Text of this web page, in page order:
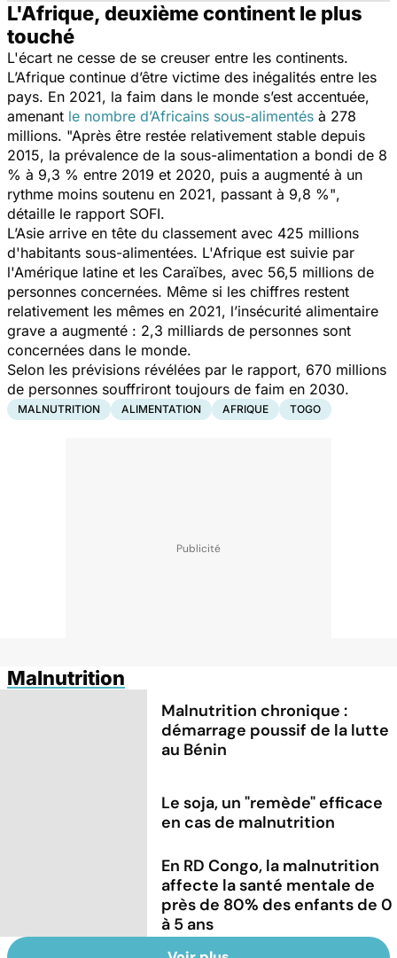
L'Afrique, deuxième continent le plus
touché
L'écart ne cesse de se creuser entre les continents.
L’Afrique continue d’être victime des inégalités entre les
pays. En 2021, la faim dans le monde s’est accentuée,
amenant le nombre d’Africains sous-alimentés à 278
millions. "Après être restée relativement stable depuis
2015, la prévalence de la sous-alimentation a bondi de 8
% à 9,3 % entre 2019 et 2020, puis a augmenté à un
rythme moins soutenu en 2021, passant à 9,8 %",
détaille le rapport SOFI.
L’Asie arrive en tête du classement avec 425 millions
d'habitants sous-alimentées. L'Afrique est suivie par
l'Amérique latine et les Caraïbes, avec 56,5 millions de
personnes concernées. Même si les chiffres restent
relativement les mêmes en 2021, l’insécurité alimentaire
grave a augmenté : 2,3 milliards de personnes sont
concernées dans le monde.
Selon les prévisions révélées par le rapport, 670 millions
de personnes souffriront toujours de faim en 2030.
MALNUTRITION ALIMENTATION AFRIQUE TOGO
Malnutrition
Malnutrition chronique :
démarrage poussif de la lutte
au Bénin
Le soja, un "remède" efficace
en cas de malnutrition
En RD Congo, la malnutrition
affecte la santé mentale de
près de 80% des enfants de 0
à 5 ans